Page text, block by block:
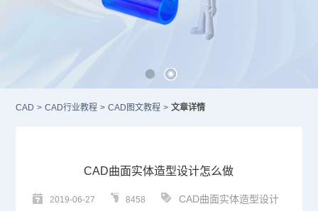
CAD > CAD行业教程 > CAD图文教程 > 文章详情
CAD曲面实体造型设计怎么做
2019-06-27 8458 CAD曲面实体造型设计